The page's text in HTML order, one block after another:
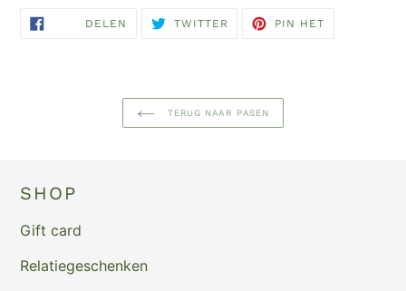
DELEN DELEN
TWITTER TWITTEREN
OP
PIN HET
TERUG NAAR PASEN
SHOP
Gift card
Relatiegeschenken